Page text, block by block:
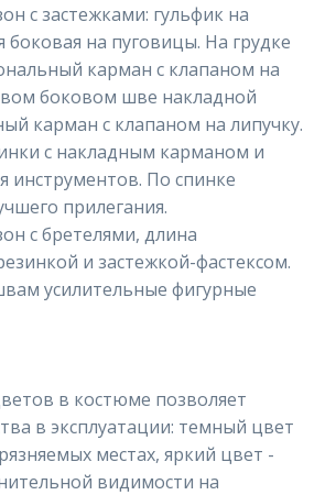
с застежками: гульфик на
на пуговицы. На грудке
карман с клапаном на
боковом шве накладной
карман с клапаном на липучку.
с накладным карманом и
инструментов. По спинке
прилегания.
с бретелями, длина
и застежкой-фастексом.
усилительные фигурные
в костюме позволяет
в эксплуатации: темный цвет
местах, яркий цвет -
видимости на